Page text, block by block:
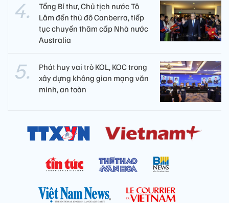
Tổng Bí thư, Chủ tịch nước Tô
Lâm đến thủ đô Canberra, tiếp
tục chuyến thăm cấp Nhà nước
Australia
Phát huy vai trò KOL, KOC trong
xây dựng không gian mạng văn
minh, an toàn